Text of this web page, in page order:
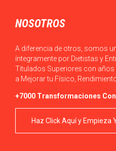
NOSOTROS
A diferencia de otros, somos
íntegramente por Dietistas y
Titulados Superiores con años
a Mejorar tu Físico,
+7000 Transformaciones
Haz Click Aquí y Empieza